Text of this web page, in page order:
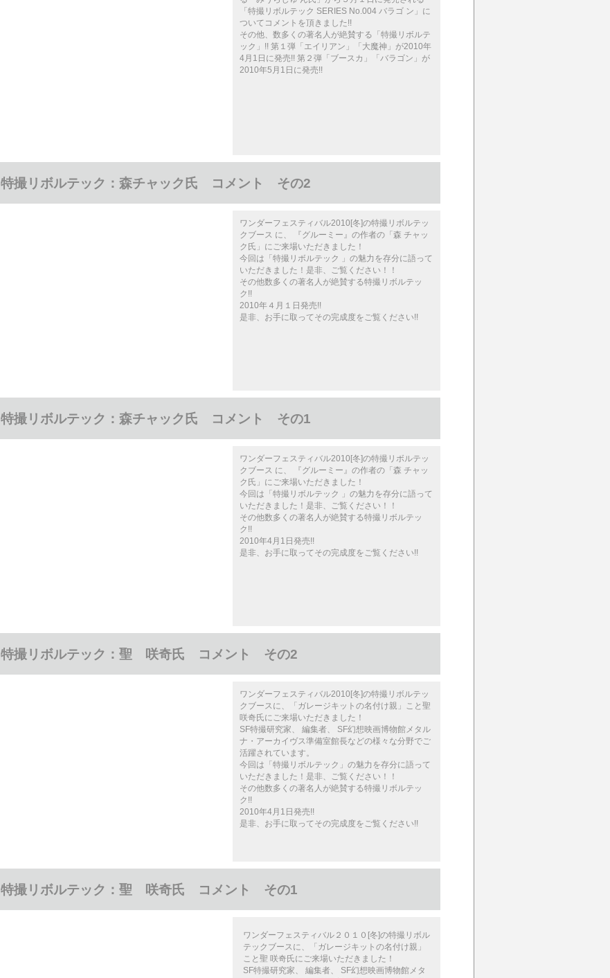
「特撮リボルテック SERIES No.004 バラゴ ン」に
ついてコメントを頂きました!!
その他、数多くの著名人が絶賛する「特撮リボルテ
ック」!! 第１弾「エイリアン」「大魔神」が2010年
4月1日に発売!! 第２弾「ブースカ」「バラゴン」が
2010年5月1日に発売!!
特撮リボルテック：森チャック氏 コメント その2
ワンダーフェスティバル2010[冬]の特撮リボルテッ
クブース に、 『グルーミー』の作者の「森 チャッ
ク氏」にご来場いただきました！
今回は「特撮リボルテック 」の魅力を存分に語って
いただきました！是非、ご覧ください！！
その他数多くの著名人が絶賛する特撮リボルテッ
ク!!
2010年４月１日発売!!
是非、お手に取ってその完成度をご覧ください!!
特撮リボルテック：森チャック氏 コメント その1
ワンダーフェスティバル2010[冬]の特撮リボルテッ
クブース に、 『グルーミー』の作者の「森 チャッ
ク氏」にご来場いただきました！
今回は「特撮リボルテック 」の魅力を存分に語って
いただきました！是非、ご覧ください！！
その他数多くの著名人が絶賛する特撮リボルテッ
ク!!
2010年4月1日発売!!
是非、お手に取ってその完成度をご覧ください!!
特撮リボルテック：聖 咲奇氏 コメント その2
ワンダーフェスティバル2010[冬]の特撮リボルテッ
クブースに、「ガレージキットの名付け親」こと聖
咲奇氏にご来場いただきました！
SF特撮研究家、 編集者、 SF幻想映画博物館メタル
ナ・アーカイヴス準備室館長などの様々な分野でご
活躍されています。
今回は「特撮リボルテック」の魅力を存分に語って
いただきました！是非、ご覧ください！！
その他数多くの著名人が絶賛する特撮リボルテッ
ク!!
2010年4月1日発売!!
是非、お手に取ってその完成度をご覧ください!!
特撮リボルテック：聖 咲奇氏 コメント その1
ワンダーフェスティバル２０１０[冬]の特撮リボル
テックブースに、「ガレージキットの名付け親」
こと聖 咲奇氏にご来場いただきました！
SF特撮研究家、 編集者、 SF幻想映画博物館メタ